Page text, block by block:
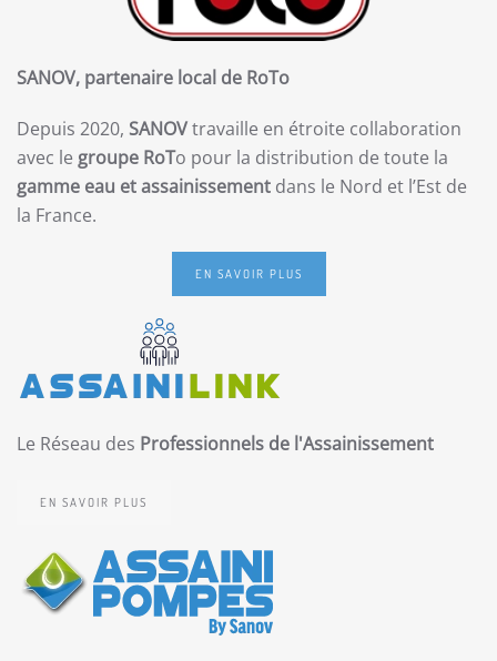
SANOV, partenaire local de RoTo
Depuis 2020, SANOVtravaille en étroite collaboration
avec le groupe RoTo pour la distribution de toute la
gamme eau et assainissement dans le Nord et l’Est de
la France.
EN SAVOIR PLUS
Le Réseau des Professionnels de l'Assainissement
EN SAVOIR PLUS